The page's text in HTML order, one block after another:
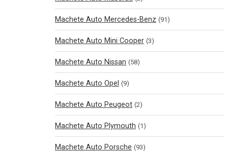
Machete Auto Mercedes-Benz (91)
Machete Auto Mini Cooper (3)
Machete Auto Nissan (58)
Machete Auto Opel (9)
Machete Auto Peugeot (2)
Machete Auto Plymouth (1)
Machete Auto Porsche (93)